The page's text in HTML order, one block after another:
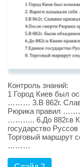
Контроль знаний:
1 Город Киев был
……… 3.В 862г.
Рюрика правил
……….. 6.До 882г.в
государство
Торговый маршрут
………